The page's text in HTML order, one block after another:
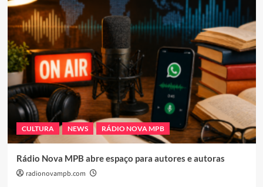
CULTURA NEWS RÁDIO NOVA MPB
Rádio Nova MPB abre espaço para autores e autoras
radionovampb.com